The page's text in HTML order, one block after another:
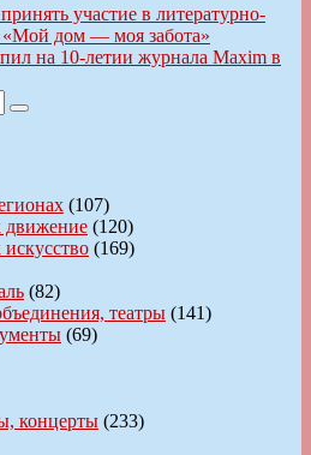
участие в литературно-
«Мой дом — моя забота»
на 10-летии журнала Maxim в
Поиск
(107)
движение (120)
(169)
(82)
театры (141)
(69)
концерты (233)